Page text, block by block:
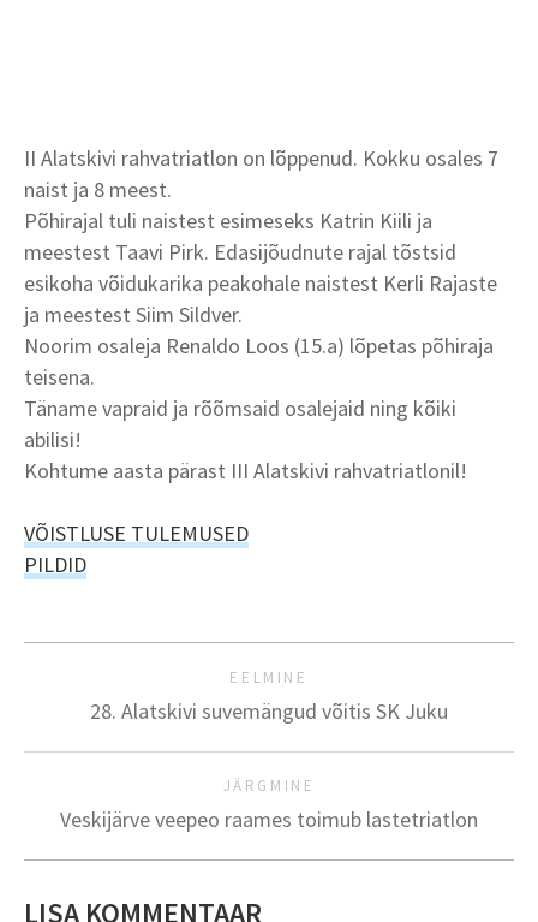
II Alatskivi rahvatriatlon on lõppenud. Kokku osales 7
naist ja 8 meest.
Põhirajal tuli naistest esimeseks Katrin Kiili ja
meestest Taavi Pirk. Edasijõudnute rajal tõstsid
esikoha võidukarika peakohale naistest Kerli Rajaste
ja meestest Siim Sildver.
Noorim osaleja Renaldo Loos (15.a) lõpetas põhiraja
teisena.
Täname vapraid ja rõõmsaid osalejaid ning kõiki
abilisi!
Kohtume aasta pärast III Alatskivi rahvatriatlonil!
VÕISTLUSE TULEMUSED
PILDID
EELMINE
28. Alatskivi suvemängud võitis SK Juku
JÄRGMINE
Veskijärve veepeo raames toimub lastetriatlon
LISA KOMMENTAAR